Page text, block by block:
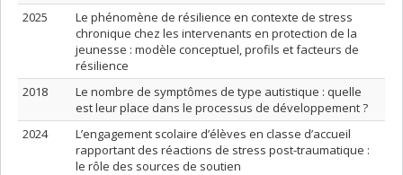
2025
Le phénomène de résilience en contexte de stress
chronique chez les intervenants en protection de la
jeunesse : modèle conceptuel, profils et facteurs de
résilience
2018
Le nombre de symptômes de type autistique : quelle
est leur place dans le processus de développement ?
2024
L’engagement scolaire d’élèves en classe d’accueil
rapportant des réactions de stress post-traumatique :
le rôle des sources de soutien